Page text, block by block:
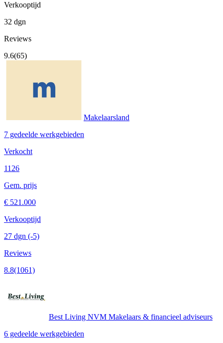
Verkooptijd
32 dgn
Reviews
9.6(65)
Makelaarsland
7 gedeelde werkgebieden
Verkocht
1126
Gem. prijs
€ 521.000
Verkooptijd
27 dgn (-5)
Reviews
8.8(1061)
Best Living NVM Makelaars & financieel adviseurs
6 gedeelde werkgebieden